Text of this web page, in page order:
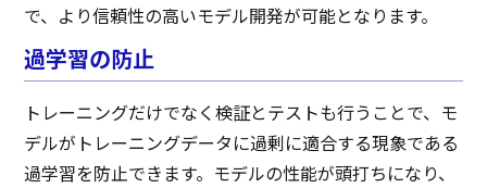
で、より信頼性の高いモデル開発が可能となります。
過学習の防止
トレーニングだけでなく検証とテストも行うことで、モ
デルがトレーニングデータに過剰に適合する現象である
過学習を防止できます。モデルの性能が頭打ちになり、